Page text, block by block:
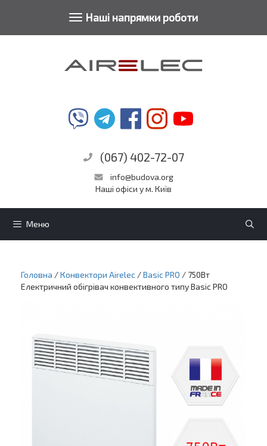
(067) 402-72-07
info@budova.org
Наші офіси у м. Київ
Меню
Головна /Конвектори Airelec /Basic PRO / 750Вт
Електричний обігрівач конвективного типу Basic PRO
Наші напрямки роботиToggle